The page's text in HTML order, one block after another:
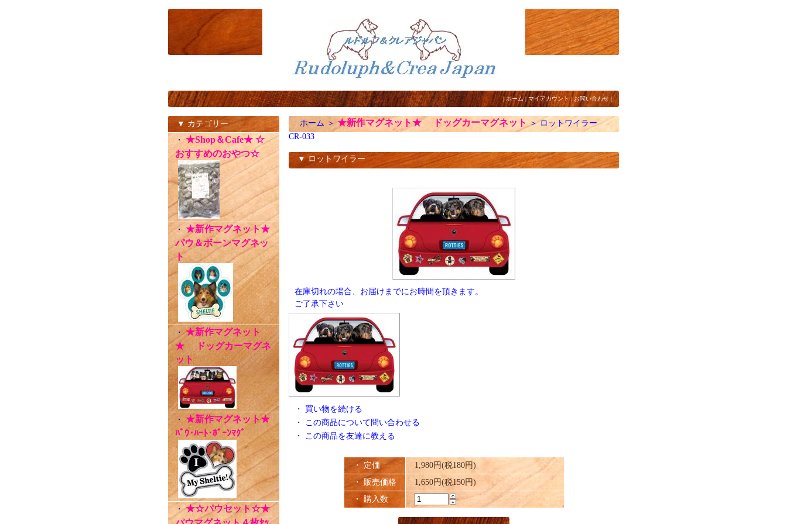
|ホーム|マイアカウント | お問い合わせ |
▼ カテゴリー
・ ★Shop＆Cafe★ ☆
おすすめのおやつ☆
・ ★新作マグネット★
パウ＆ボーンマグネッ
ト
・★新作マグネット
★ ドッグカーマグネ
ット
・ ★新作マグネット★
ﾊﾟｳ･ﾊｰﾄ･ﾎﾞｰﾝﾏｸﾞ
・★☆パウセット☆★
ホーム ＞★新作マグネット★ ドッグカーマグネット＞ロットワイラー
CR-033
▼ ロットワイラー
在庫切れの場合、お届けまでにお時間を頂きます。
ご了承下さい
・ 買い物を続ける
・
この商品について問い合わせる
・
この商品を友達に教える
・ 定価
1,980円(税180円)
・ 販売価格
1,650円(税150円)
・ 購入数